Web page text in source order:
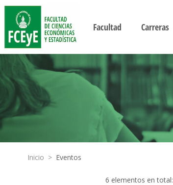
Facultad Carreras
Inicio > Eventos
6 elementos en total: